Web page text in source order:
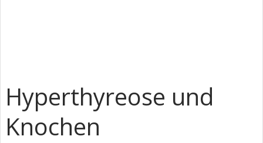
Hyperthyreose und
Knochen